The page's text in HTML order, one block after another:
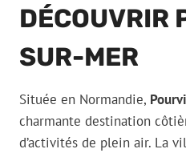
DÉCOUVRIR
SUR-MER
Située en Normandie,
charmante destination
d’activités de plein air. La